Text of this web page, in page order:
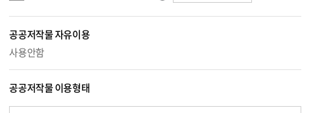
공공저작물 자유이용
사용안함
공공저작물 이용형태